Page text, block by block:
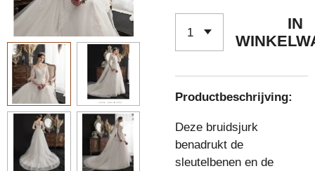
IN
Productbeschrijving:
Deze bruidsjurk
benadrukt de
sleutelbenen en de